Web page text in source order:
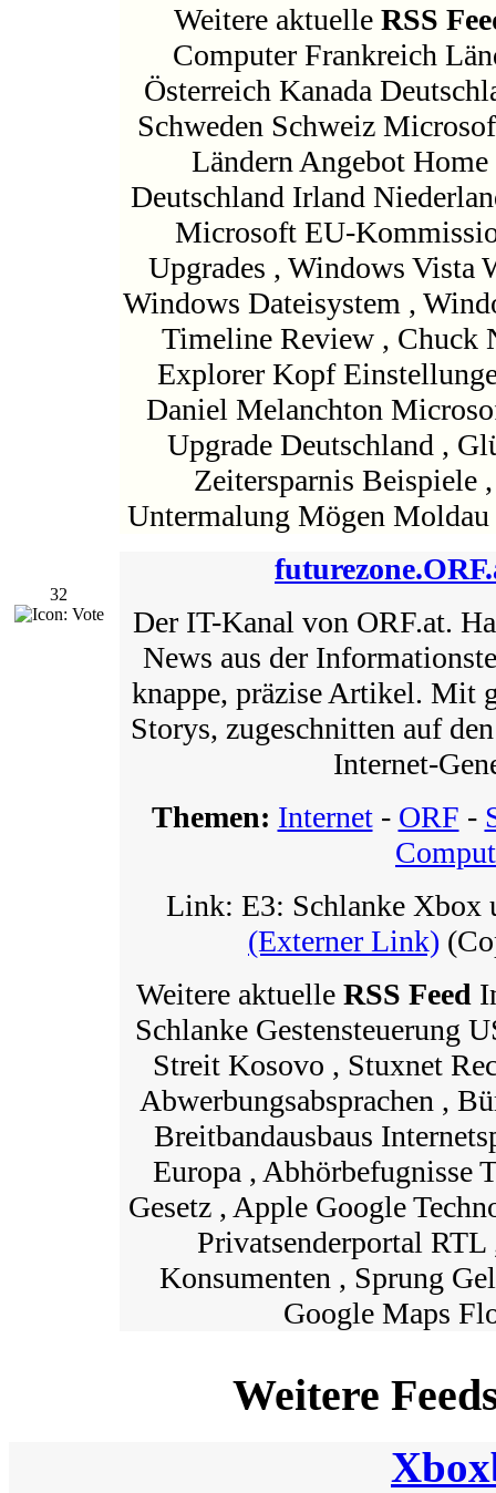
Weitere aktuelle RSS
Computer Frankreich
Österreich Kanada
Schweden Schweiz
Ländern Angebot
Deutschland Irland
Microsoft EU-
Upgrades , Windows Vista
Windows Dateisystem ,
Timeline Review , Chuck
Explorer Kopf
Daniel Melanchton
Upgrade Deutschland ,
Zeitersparnis Beispiele
Untermalung Mögen
32
Der IT-Kanal von ORF.at.
News aus der
knappe, präzise Artikel. Mit
Storys, zugeschnitten auf
Internet-
Themen: Internet- ORF -
Link: E3: Schlanke Xbox
(Externer Link)
Weitere aktuelle RSS Feed
Schlanke Gestensteuerung
Streit Kosovo , Stuxnet
Abwerbungsabsprachen ,
Breitbandausbaus
Europa , Abhörbefugnisse
Gesetz , Apple Google
Privatsenderportal
Konsumenten , Sprung
Google Maps
Weitere